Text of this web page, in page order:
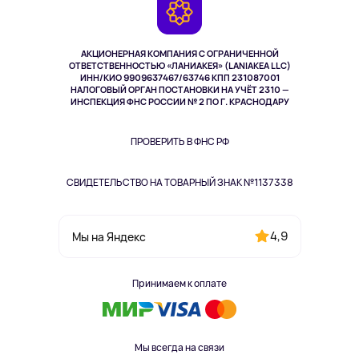
АКЦИОНЕРНАЯ КОМПАНИЯ С ОГРАНИЧЕННОЙ
ОТВЕТСТВЕННОСТЬЮ «ЛАНИАКЕЯ» (LANIAKEA LLC)
ИНН/КИО 9909637467/63746 КПП 231087001
НАЛОГОВЫЙ ОРГАН ПОСТАНОВКИ НА УЧЁТ 2310 —
ИНСПЕКЦИЯ ФНС РОССИИ № 2 ПО Г. КРАСНОДАРУ
ПРОВЕРИТЬ В ФНС РФ
СВИДЕТЕЛЬСТВО НА ТОВАРНЫЙ ЗНАК №1137338
Мы на Яндекс 4,9
Принимаем к оплате
Мы всегда на связи
Здоровье питомцев
Одежда и аксессуары